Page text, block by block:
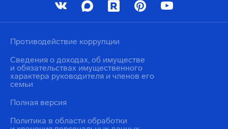
Политика в области обработки
Противодействие коррупции
Сведения о доходах, об имуществе
и обязательствах имущественного
характера руководителя и членов его
семьи
Полная версия